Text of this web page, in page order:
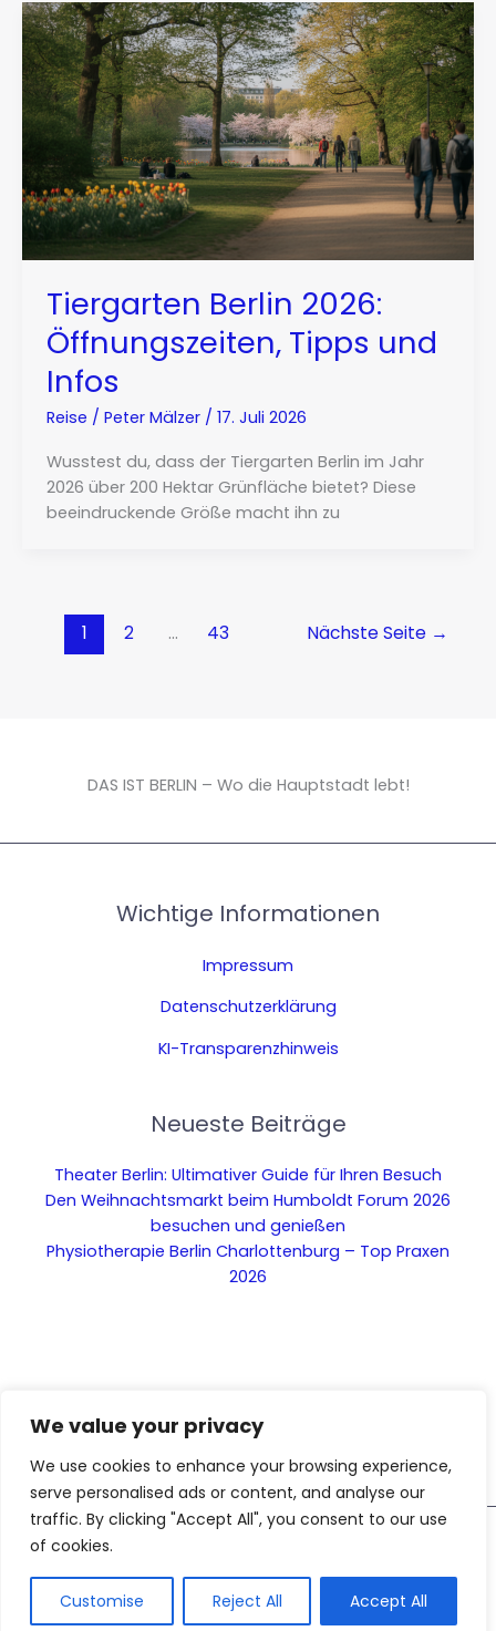
We value your privacy
We use cookies to enhance your browsing experience,
serve personalised ads or content, and analyse our
traffic. By clicking "Accept All", you consent to our use
of cookies.
Customise Reject All Accept All
Tiergarten Berlin 2026:
Öffnungszeiten, Tipps und
Infos
Reise / Peter Mälzer / 17. Juli 2026
Wusstest du, dass der Tiergarten Berlin im Jahr
2026 über 200 Hektar Grünfläche bietet? Diese
beeindruckende Größe macht ihn zu
1 2 … 43 Nächste Seite →
DAS IST BERLIN – Wo die Hauptstadt lebt!
Wichtige Informationen
Impressum
Datenschutzerklärung
KI-Transparenzhinweis
Neueste Beiträge
Theater Berlin: Ultimativer Guide für Ihren Besuch
Den Weihnachtsmarkt beim Humboldt Forum 2026
besuchen und genießen
Physiotherapie Berlin Charlottenburg – Top Praxen
2026
Copyright © 2026 Das ist Berlin – Dein Stadtblog für die
Hauptstadt
AIund Bilder sind mithilfe
künstlicher Intelligenz erzeugt